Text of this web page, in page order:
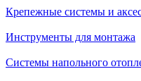
Крепежные системы и
Инструменты для монтажа
Системы напольного